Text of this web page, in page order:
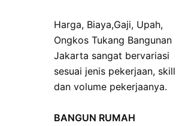
Harga, Biaya,Gaji, Upah,
OngkosTukang Bangunan
Jakarta sangat bervariasi
sesuai jenis pekerjaan, skill
dan volume pekerjaanya.
BANGUN RUMAH